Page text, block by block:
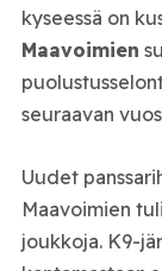
kyseessä on
Maavoimien
seuraavan
Uudet
Maavoimien
joukkoja. K9-